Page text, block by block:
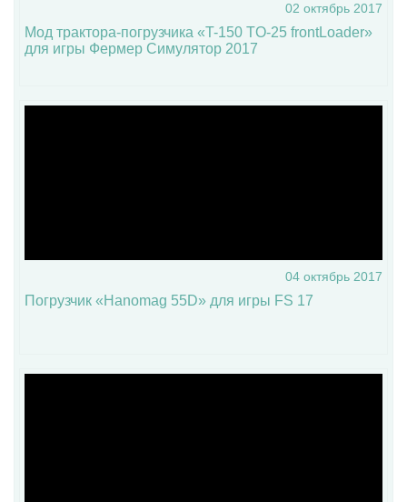
02 октябрь 2017
Мод трактора-погрузчика «T-150 TO-25 frontLoader»
для игры Фермер Симулятор 2017
04 октябрь 2017
Погрузчик «Hanomag 55D» для игры FS 17